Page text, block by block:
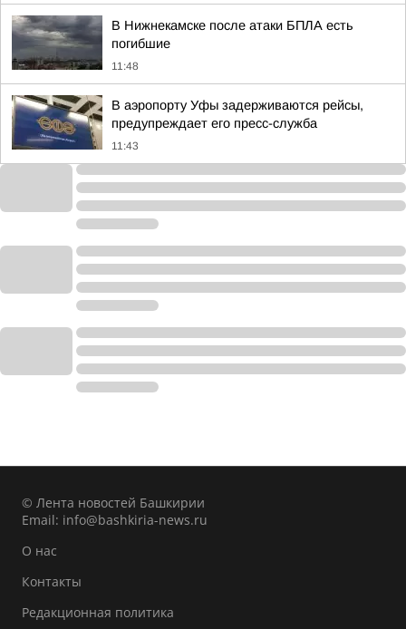
В Нижнекамске после атаки БПЛА есть
погибшие
11:48
В аэропорту Уфы задерживаются рейсы,
предупреждает его пресс-служба
11:43
© Лента новостей Башкирии
Email: info@bashkiria-news.ru
О нас
Контакты
Редакционная политика